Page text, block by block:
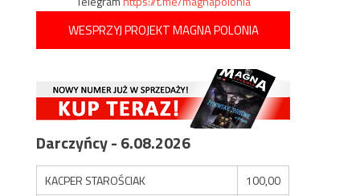
WESPRZYJ PROJEKT MAGNA POLONIA
Darczyńcy - 6.08.2026
KACPER STAROŚCIAK
100,00